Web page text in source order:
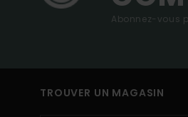
Abonnez-vous
TROUVER UN MAGASIN